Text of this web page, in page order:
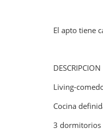
El apto tiene
DESCRIPCION
Living-
Cocina
3 dormitorios